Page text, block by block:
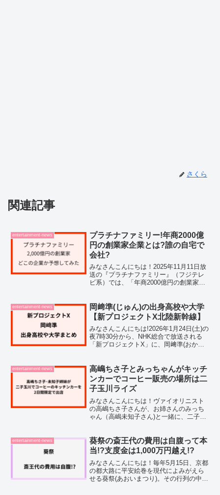
さくら
関連記事
entertainment-news
プラチナファミリー!年商2000億
円の創業家企業とは?誰の自宅で
会社?
みなさんこんにちは！2025年11月11日放
送の『プラチナファミリー』（フジテレ
ビ系）では、「年商2000億円の創業家」
創業家のご自宅に！」という印象的なワ
ードが登...
entertainment-news
岡﨑準(じゅん)の出身高校や大学
【新プロジェクトX北陸新幹線】
みなさんこんにちは!2026年1月24日(土)の
夜7時30分から、NHK総合で放送される
「新プロジェクトX」に、岡﨑準(おかざ
ル建設という大プロジェクトに挑んだ技
術...
entertainment-news
高嶋ちさ子とみっちゃんがキッチ
ンカーでコーヒー販売の場所は二
子玉川ライズ
みなさんこんにちは！ヴァイオリニスト
の高嶋ちさ子さんが、お姉さんのみっち
ゃん（高嶋未知子さん)と一緒に、二子玉
とみっちゃん姉妹のキッチンカーは二子
玉川ライズの「リボンスト...
entertainment-news
葵祭の斎王代の費用は自腹って本
当!?支度金は1,000万円越え!?
みなさんこんにちは！毎年5月15日、京都
の都大路に平安絵巻を現代によみがえら
せる葵祭(あおいまつり)。その行列の中心